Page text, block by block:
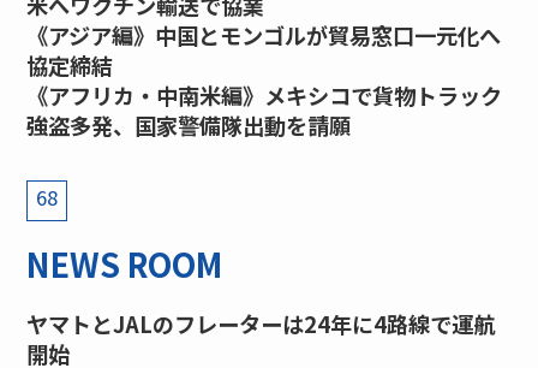
《アジア編》中国とモンゴルが貿易窓口一元化へ
協定締結
《アフリカ・中南米編》メキシコで貨物トラック
強盗多発、国家警備隊出動を請願
68
NEWS ROOM
ヤマトとJALのフレーターは24年に4路線で運航
開始